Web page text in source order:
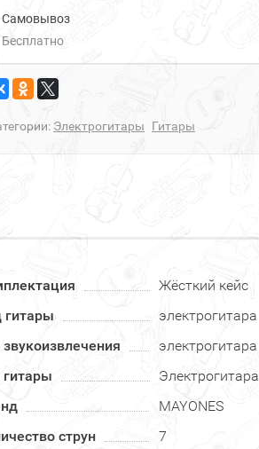
Самовывоз
Бесплатно
Электрогитары Гитары
Жёсткий кейс
гитары
электрогитара
звукоизвлечения
электрогитара
гитары
Электрогитара
MAYONES
струн
7